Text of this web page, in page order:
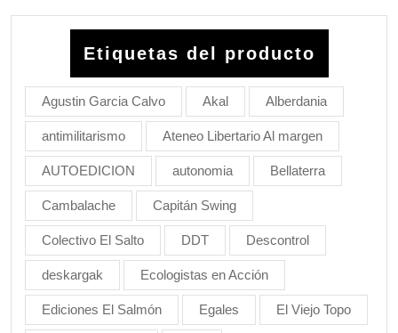
Etiquetas del producto
Agustin Garcia Calvo Akal Alberdania
antimilitarismo Ateneo Libertario Al margen
AUTOEDICION autonomia Bellaterra
Cambalache Capitán Swing
Colectivo El Salto DDT Descontrol
deskargak Ecologistas en Acción
Ediciones El Salmón Egales El Viejo Topo